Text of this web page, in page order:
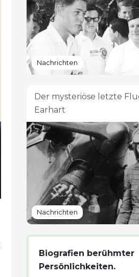
Nachrichten
Der mysteriöse letzte
Earhart
Nachrichten
Biografien berühmter
Persönlichkeiten.